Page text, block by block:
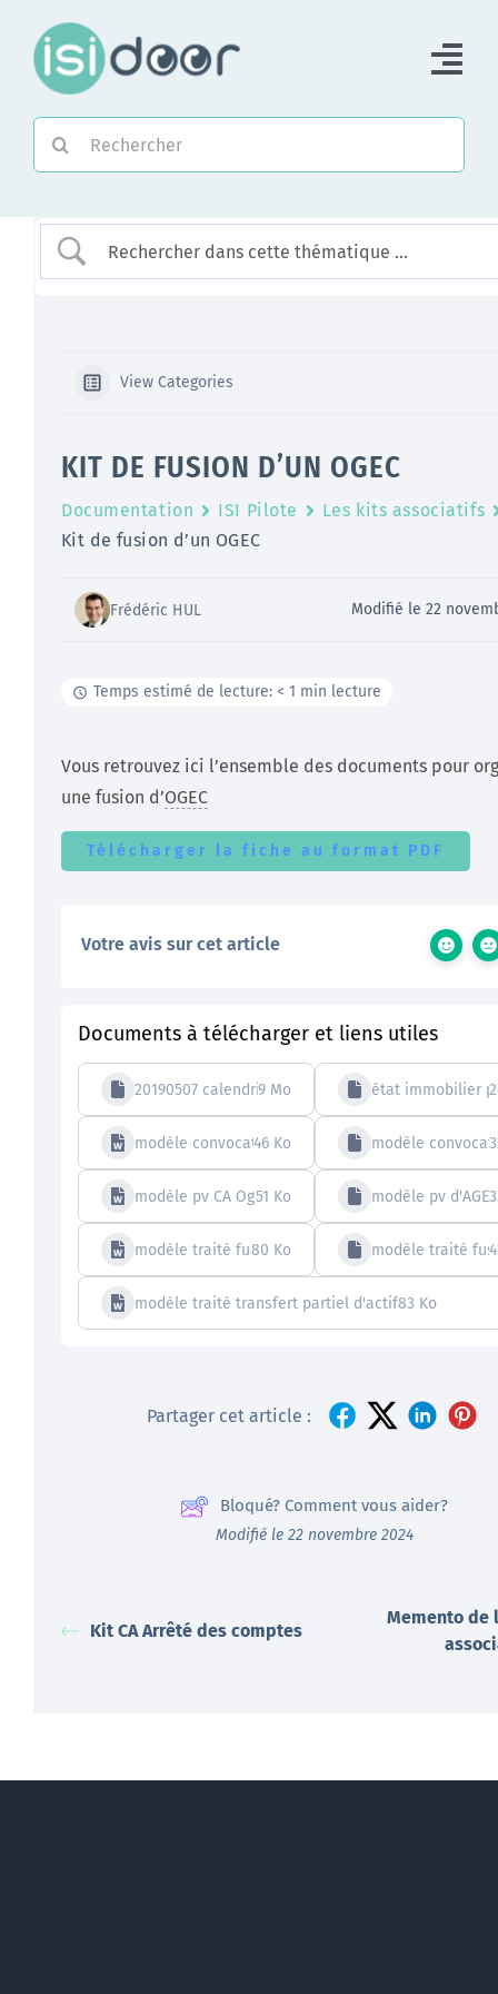
contenu
Piloter un réseau
View Categories
KIT DE FUSION D’UN OGEC
Documentation ISI Pilote
Les kits associatifs
Kit de fusion d’un OGEC
Frédéric HUL Modifié le 22
Temps estimé de lecture: < 1 min lecture
Vous retrouvez ici l’ensemble des documents pour
une fusion d’OGEC
Télécharger la fiche au format PDF
Votre avis sur cet article
Documents à télécharger et liens utiles
20190507 calendrier fusion
9 Mo état immobilier
modèle convocation AGE fusion
46 Ko modèle
modèle pv CA Ogec approbation fusion
51 Ko modèle pv
modèle traité fusion absorption Ogec
80 Ko modèle traité
modèle traité transfert partiel d'actif83 Ko
Partager cet article :
Bloqué? Comment vous aider?
Modifié le 22 novembre 2024
Kit CA Arrêté des comptes
Memento de